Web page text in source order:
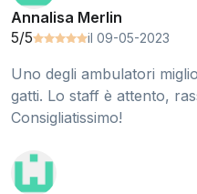
Annalisa Merlin
5/5
il 09-05-2023
Uno degli ambulatori
gatti. Lo staff è attento,
Consigliatissimo!